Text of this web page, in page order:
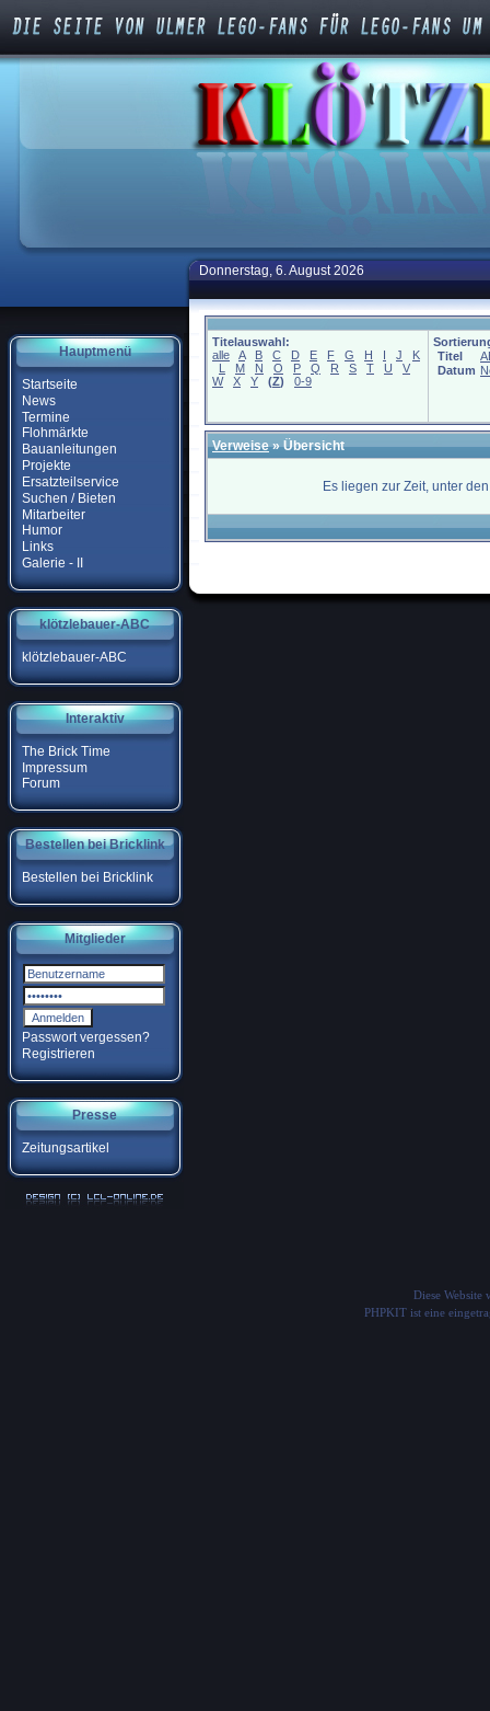
Hauptmenü
Startseite
News
Termine
Flohmärkte
Bauanleitungen
Projekte
Ersatzteilservice
Suchen / Bieten
Mitarbeiter
Humor
Links
Galerie - II
klötzlebauer-ABC
klötzlebauer-ABC
Interaktiv
The Brick Time
Impressum
Forum
Bestellen bei Bricklink
Bestellen bei Bricklink
Mitglieder
Passwort vergessen?
Registrieren
Presse
Zeitungsartikel
Donnerstag, 6. August 2026
Titelauswahl:
alle
A B C D E F G H I J
K
L
M N O P Q R S T U
V
W
X Y (Z) 0-9
Titel
Datum
Verweise» Übersicht
Es liegen zur Zeit, unter
Diese Website
PHPKIT ist eine